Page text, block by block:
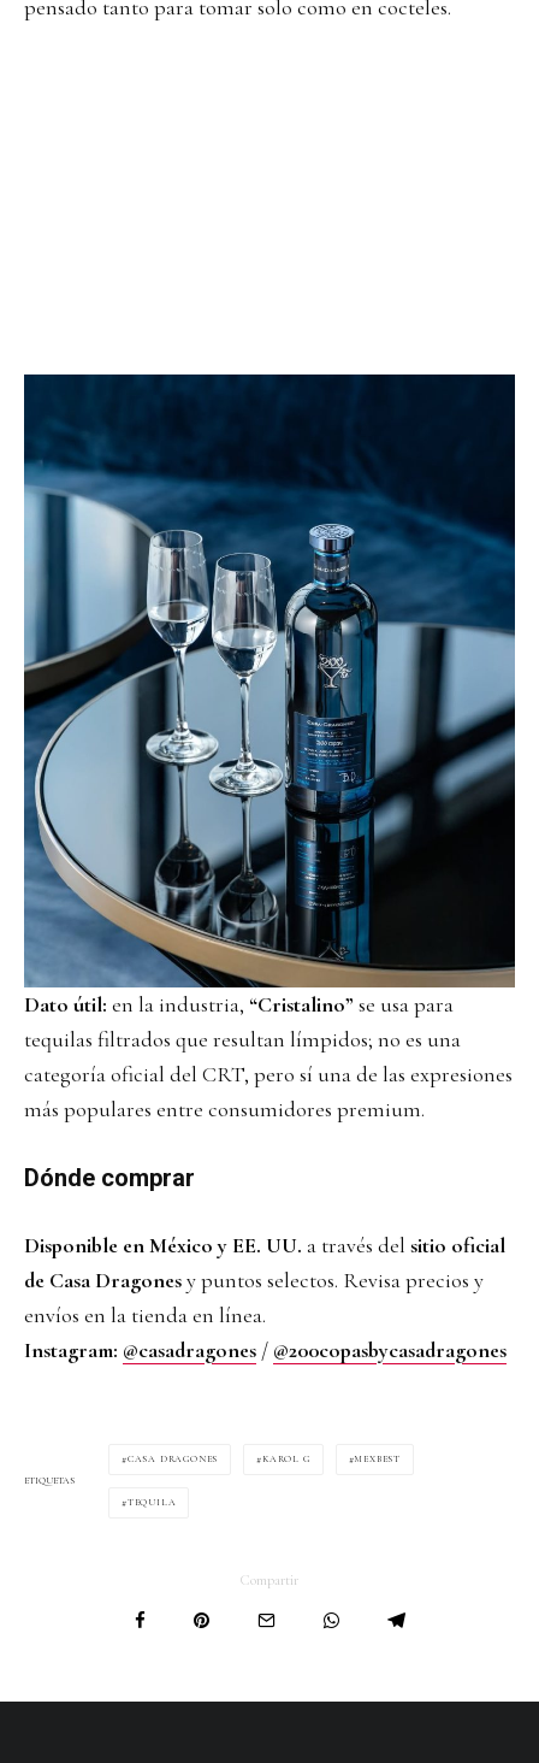
pensado tanto para tomar solo como en cocteles.
Dato útil: en la industria, “Cristalino” se usa para
tequilas filtrados que resultan límpidos; no es una
categoría oficial del CRT, pero sí una de las expresiones
más populares entre consumidores premium.
Dónde comprar
Disponible en México y EE. UU. a través del sitio oficial
de Casa Dragonesy puntos selectos. Revisa precios y
envíos en la tienda en línea.
Instagram: @casadragones / @200copasbycasadragones
ETIQUETAS
CASA DRAGONES KAROL G MEXBEST
TEQUILA
Compartir